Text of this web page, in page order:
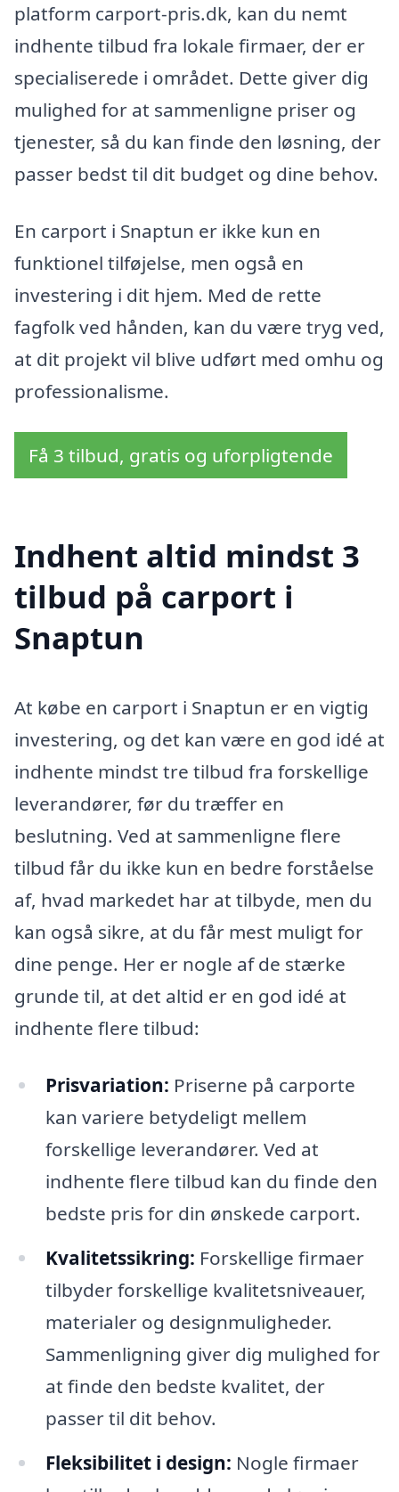
platform carport-pris.dk, kan du nemt
indhente tilbud fra lokale firmaer, der er
specialiserede i området. Dette giver dig
mulighed for at sammenligne priser og
tjenester, så du kan finde den løsning, der
passer bedst til dit budget og dine behov.
En carport i Snaptun er ikke kun en
funktionel tilføjelse, men også en
investering i dit hjem. Med de rette
fagfolk ved hånden, kan du være tryg ved,
at dit projekt vil blive udført med omhu og
professionalisme.
Få 3 tilbud, gratis og uforpligtende
Indhent altid mindst 3
tilbud på carport i
Snaptun
At købe en carport i Snaptun er en vigtig
investering, og det kan være en god idé at
indhente mindst tre tilbud fra forskellige
leverandører, før du træffer en
beslutning. Ved at sammenligne flere
tilbud får du ikke kun en bedre forståelse
af, hvad markedet har at tilbyde, men du
kan også sikre, at du får mest muligt for
dine penge. Her er nogle af de stærke
grunde til, at det altid er en god idé at
indhente flere tilbud:
Prisvariation: Priserne på carporte
kan variere betydeligt mellem
forskellige leverandører. Ved at
indhente flere tilbud kan du finde den
bedste pris for din ønskede carport.
Kvalitetssikring: Forskellige firmaer
tilbyder forskellige kvalitetsniveauer,
materialer og designmuligheder.
Sammenligning giver dig mulighed for
at finde den bedste kvalitet, der
passer til dit behov.
Fleksibilitet i design: Nogle firmaer